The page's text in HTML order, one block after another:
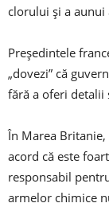
clorului și a aunui
Președintele
„dovezi” că
fără a oferi detalii
În Marea
acord că este
responsabil
armelor chimice